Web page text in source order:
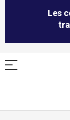
Les
Allez